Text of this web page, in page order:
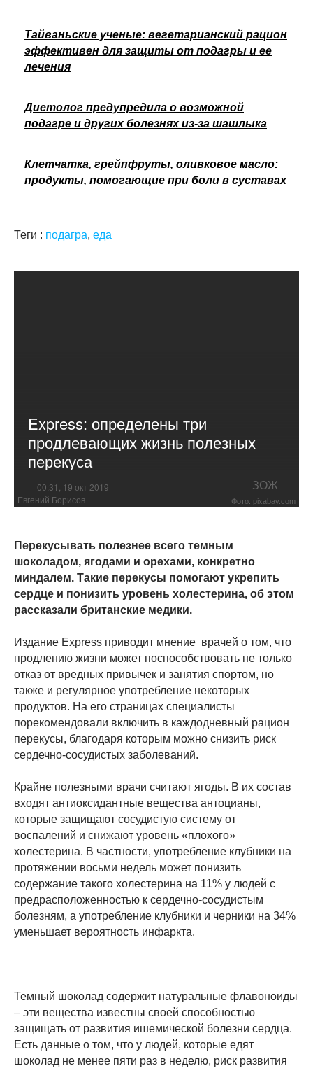
Тайваньские ученые: вегетарианский рацион
эффективен для защиты от подагры и ее
лечения
Диетолог предупредила о возможной
подагре и других болезнях из-за шашлыка
Клетчатка, грейпфруты, оливковое масло:
продукты, помогающие при боли в суставах
Теги : подагра, еда
Express: определены три
продлевающих жизнь полезных
перекуса
00:31, 19 окт 2019 ЗОЖ
Евгений Борисов Фото: pixabay.com
Перекусывать полезнее всего темным
шоколадом, ягодами и орехами, конкретно
миндалем. Такие перекусы помогают укрепить
сердце и понизить уровень холестерина, об этом
рассказали британские медики.
Издание Express приводит мнение врачей о том, что
продлению жизни может поспособствовать не только
отказ от вредных привычек и занятия спортом, но
также и регулярное употребление некоторых
продуктов. На его страницах специалисты
порекомендовали включить в каждодневный рацион
перекусы, благодаря которым можно снизить риск
сердечно-сосудистых заболеваний.
Крайне полезными врачи считают ягоды. В их состав
входят антиоксидантные вещества антоцианы,
которые защищают сосудистую систему от
воспалений и снижают уровень «плохого»
холестерина. В частности, употребление клубники на
протяжении восьми недель может понизить
содержание такого холестерина на 11% у людей с
предрасположенностью к сердечно-сосудистым
болезням, а употребление клубники и черники на 34%
уменьшает вероятность инфаркта.
Темный шоколад содержит натуральные флавоноиды
– эти вещества известны своей способностью
защищать от развития ишемической болезни сердца.
Есть данные о том, что у людей, которые едят
шоколад не менее пяти раз в неделю, риск развития